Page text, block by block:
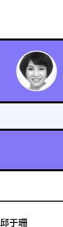
邱于珊